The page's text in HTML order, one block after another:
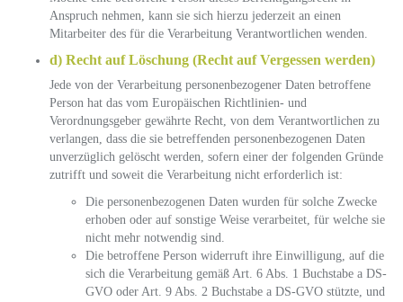
Anspruch nehmen, kann sie sich hierzu jederzeit an einen
Mitarbeiter des für die Verarbeitung Verantwortlichen wenden.
d) Recht auf Löschung (Recht auf Vergessen werden)
Jede von der Verarbeitung personenbezogener Daten betroffene
Person hat das vom Europäischen Richtlinien- und
Verordnungsgeber gewährte Recht, von dem Verantwortlichen zu
verlangen, dass die sie betreffenden personenbezogenen Daten
unverzüglich gelöscht werden, sofern einer der folgenden Gründe
zutrifft und soweit die Verarbeitung nicht erforderlich ist:
Die personenbezogenen Daten wurden für solche Zwecke
erhoben oder auf sonstige Weise verarbeitet, für welche sie
nicht mehr notwendig sind.
Die betroffene Person widerruft ihre Einwilligung, auf die
sich die Verarbeitung gemäß Art. 6 Abs. 1 Buchstabe a DS-
GVO oder Art. 9 Abs. 2 Buchstabe a DS-GVO stützte, und